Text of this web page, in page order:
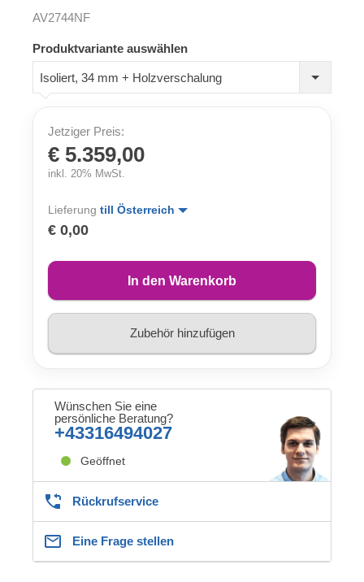
AV2744NF
Produktvariante auswählen
Isoliert, 34 mm + Holzverschalung
Jetziger Preis:
€ 5.359,00
inkl. 20% MwSt.
Lieferung till Österreich
€ 0,00
In den Warenkorb
Zubehör hinzufügen
Wünschen Sie eine
persönliche Beratung?
+43316494027
Geöffnet
Rückrufservice
Eine Frage stellen